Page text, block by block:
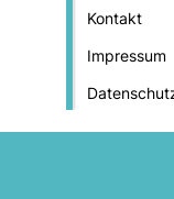
Kontakt
Impressum